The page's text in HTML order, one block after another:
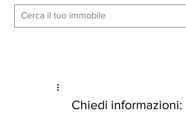
Chiedi informazioni: